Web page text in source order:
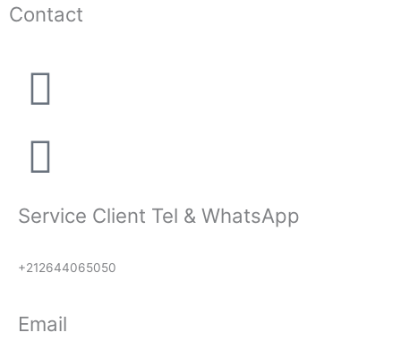
Contact
Service Client Tel & WhatsApp
+212644065050
Email